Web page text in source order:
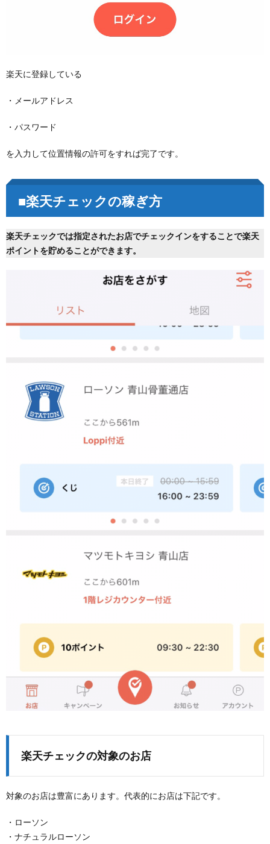
楽天に登録している
・メールアドレス
・パスワード
を入力して位置情報の許可をすれば完了です。
■楽天チェックの稼ぎ方
楽天チェックでは指定されたお店でチェックインをすることで楽天
ポイントを貯めることができます。
楽天チェックの対象のお店
対象のお店は豊富にあります。代表的にお店は下記です。
・ローソン
・ナチュラルローソン